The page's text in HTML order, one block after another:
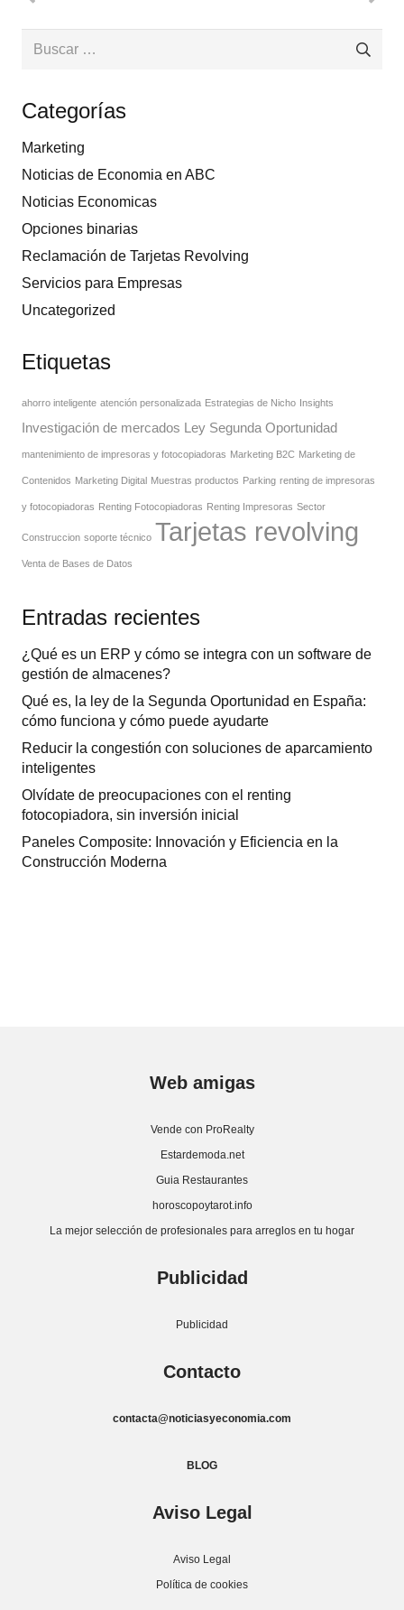
Buscar:
Categorías
Marketing
Noticias de Economia en ABC
Noticias Economicas
Opciones binarias
Reclamación de Tarjetas Revolving
Servicios para Empresas
Uncategorized
Etiquetas
ahorro inteligente atención personalizada Estrategias de Nicho Insights
Investigación de mercados Ley Segunda Oportunidad
mantenimiento de impresoras y fotocopiadoras Marketing B2C Marketing de
Contenidos Marketing Digital Muestras productos Parking renting de impresoras
y fotocopiadoras Renting Fotocopiadoras Renting Impresoras Sector
Construccion soporte técnico Tarjetas revolving
Venta de Bases de Datos
Entradas recientes
¿Qué es un ERP y cómo se integra con un software de
gestión de almacenes?
Qué es, la ley de la Segunda Oportunidad en España:
cómo funciona y cómo puede ayudarte
Reducir la congestión con soluciones de aparcamiento
inteligentes
Olvídate de preocupaciones con el renting
fotocopiadora, sin inversión inicial
Paneles Composite: Innovación y Eficiencia en la
Construcción Moderna
Web amigas
Vende con ProRealty
Estardemoda.net
Guia Restaurantes
horoscopoytarot.info
La mejor selección de profesionales para arreglos en tu hogar
Publicidad
Publicidad
Contacto
contacta@noticiasyeconomia.com
BLOG
Aviso Legal
Aviso Legal
Política de cookies